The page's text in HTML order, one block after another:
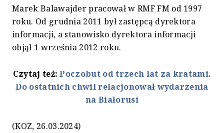
Marek Balawajder pracował w RMF FM od 1997
roku. Od grudnia 2011 był zastępcą dyrektora
informacji, a stanowisko dyrektora informacji
objął 1 września 2012 roku.
Czytaj też:Poczobut od trzech lat za kratami.
Do ostatnich chwil relacjonował wydarzenia
na Białorusi
(KOZ, 26.03.2024)